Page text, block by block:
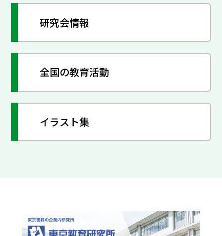
研究会情報
全国の教育活動
イラスト集